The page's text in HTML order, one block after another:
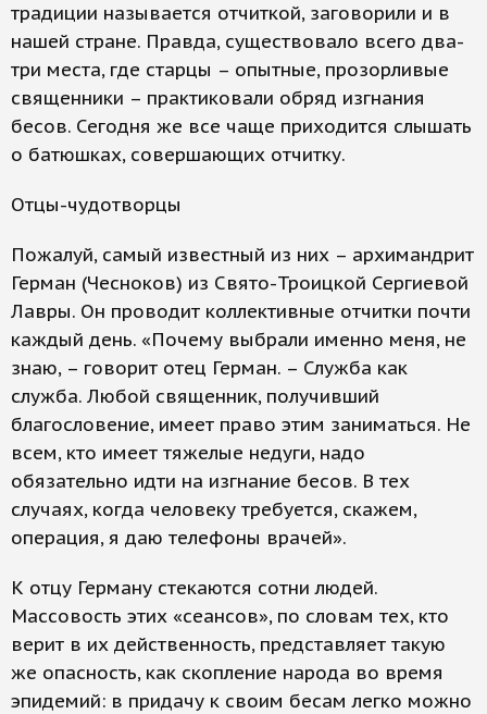
традиции называется отчиткой, заговорили и в
нашей стране. Правда, существовало всего два-
три места, где старцы – опытные, прозорливые
священники – практиковали обряд изгнания
бесов. Сегодня же все чаще приходится слышать
о батюшках, совершающих отчитку.
Отцы-чудотворцы
Пожалуй, самый известный из них – архимандрит
Герман (Чесноков) из Свято-Троицкой Сергиевой
Лавры. Он проводит коллективные отчитки почти
каждый день. «Почему выбрали именно меня, не
знаю, – говорит отец Герман. – Служба как
служба. Любой священник, получивший
благословение, имеет право этим заниматься. Не
всем, кто имеет тяжелые недуги, надо
обязательно идти на изгнание бесов. В тех
случаях, когда человеку требуется, скажем,
операция, я даю телефоны врачей».
К отцу Герману стекаются сотни людей.
Массовость этих «сеансов», по словам тех, кто
верит в их действенность, представляет такую
же опасность, как скопление народа во время
эпидемий: в придачу к своим бесам легко можно